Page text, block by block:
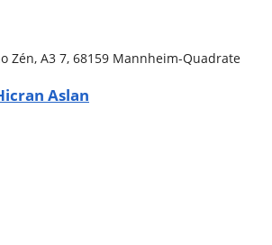
Zén, A3 7, 68159 Mannheim-Quadrate
Aslan